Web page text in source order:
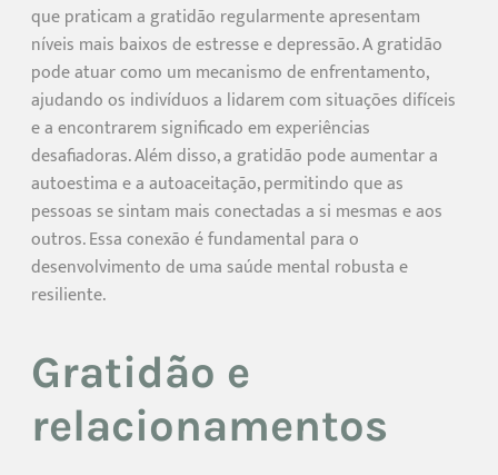
que praticam a gratidão regularmente apresentam
níveis mais baixos de estresse e depressão. A gratidão
pode atuar como um mecanismo de enfrentamento,
ajudando os indivíduos a lidarem com situações difíceis
e a encontrarem significado em experiências
desafiadoras. Além disso, a gratidão pode aumentar a
autoestima e a autoaceitação, permitindo que as
pessoas se sintam mais conectadas a si mesmas e aos
outros. Essa conexão é fundamental para o
desenvolvimento de uma saúde mental robusta e
resiliente.
Gratidão e
relacionamentos